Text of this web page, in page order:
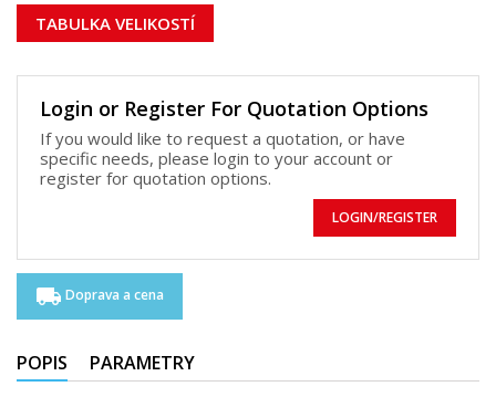
TABULKA VELIKOSTÍ
Login or Register For Quotation Options
If you would like to request a quotation, or have
specific needs, please login to your account or
register for quotation options.
LOGIN/REGISTER
local_shipping Doprava a cena
POPIS PARAMETRY